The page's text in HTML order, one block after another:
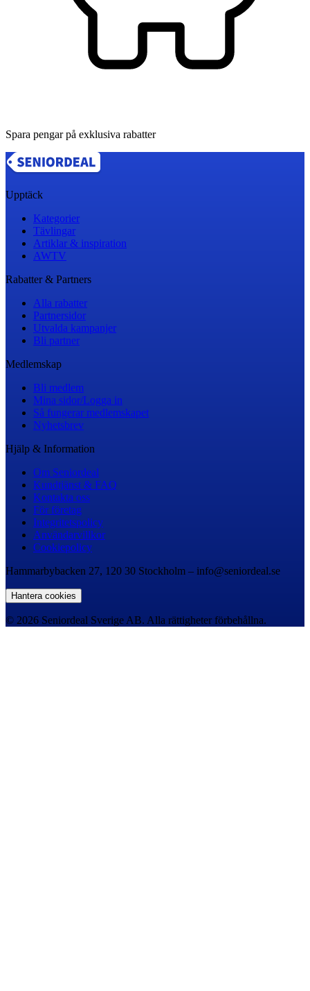
Spara pengar på exklusiva rabatter
Upptäck
Kategorier
Tävlingar
Artiklar & inspiration
AWTV
Rabatter & Partners
Alla rabatter
Partnersidor
Utvalda kampanjer
Bli partner
Medlemskap
Bli medlem
Mina sidor/Logga in
Så fungerar medlemskapet
Nyhetsbrev
Hjälp & Information
Om Seniordeal
Kundtjänst & FAQ
Kontakta oss
För företag
Integritetspolicy
Användarvillkor
Cookiepolicy
Hammarbybacken 27, 120 30 Stockholm – info@seniordeal.se
Hantera cookies
© 2026 Seniordeal Sverige AB. Alla rättigheter förbehållna.